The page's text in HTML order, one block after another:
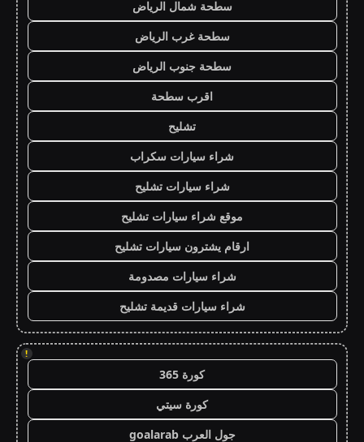
سطحة شمال الرياض
سطحة غرب الرياض
سطحة جنوب الرياض
اقرب سطحة
تشليح
شراء سيارات سكراب
شراء سيارات تشليح
موقع شراء سيارات تشليح
ارقام يشترون سيارات تشليح
شراء سيارات مصدومة
شراء سيارات قديمة تشليح
!
كورة 365
كورة سيتي
جول العرب goalarab